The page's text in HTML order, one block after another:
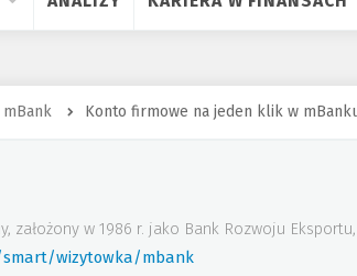
mBank Konto firmowe na jeden klik w
założony w 1986 r. jako Bank Rozwoju
wizytowka/mbank